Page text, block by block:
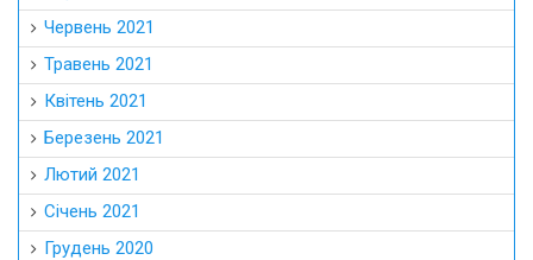
Червень 2021
Травень 2021
Квітень 2021
Березень 2021
Лютий 2021
Січень 2021
Грудень 2020